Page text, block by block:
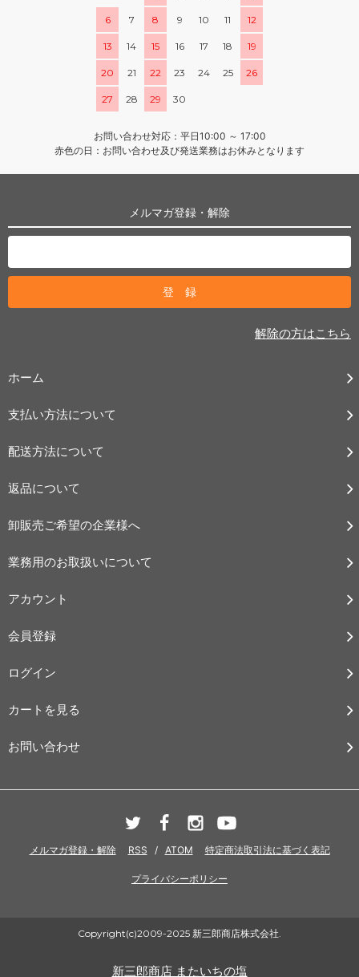
6 7 8 9 10 11 12
13 14 15 16 17 18 19
20 21 22 23 24 25 26
27 28 29 30
お問い合わせ対応：平日10:00 ～ 17:00
赤色の日：お問い合わせ及び発送業務はお休みとなります
メルマガ登録・解除
解除の方はこちら
ホーム
支払い方法について
配送方法について
返品について
卸販売ご希望の企業様へ
業務用のお取扱いについて
アカウント
会員登録
ログイン
カートを見る
お問い合わせ
メルマガ登録・解除 RSS / ATOM 特定商法取引法に基づく表記
プライバシーポリシー
Copyright(c)2009-2025 新三郎商店株式会社.
新三郎商店 またいちの塩